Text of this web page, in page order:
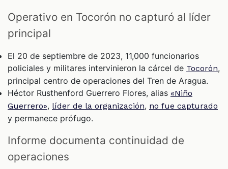
Operativo en Tocorón no capturó al líder
principal
El 20 de septiembre de 2023, 11,000 funcionarios
policiales y militares intervinieron la cárcel de Tocorón,
principal centro de operaciones del Tren de Aragua.
Héctor Rusthenford Guerrero Flores, alias «Niño
Guerrero», líder de la organización, no fue capturado
y permanece prófugo.
Informe documenta continuidad de
operaciones